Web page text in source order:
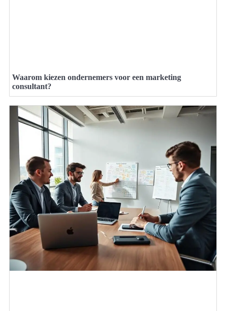
Waarom kiezen ondernemers voor een marketing
consultant?